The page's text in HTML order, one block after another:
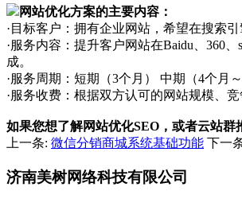
网站优化方案的主要内容：
·目标客户：拥有企业网站，希望在搜索
·服务内容：提升客户网站在Baidu、360
成。
·服务周期：短期（3个月） 中期（4个月
·服务收费：根据双方认可的网站规模、
如果您想了解网站优化SEO，或者云站群
上一条: 微信分销商城系统基础功能 下一
济南美树网络科技有限公司